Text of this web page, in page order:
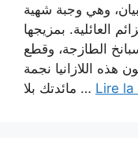
وهي وجبة شهية
العائلية. بمزيجها
الطازجة، وقطع
هذه اللازانيا نجمة
مائدتك بلا … Lire la